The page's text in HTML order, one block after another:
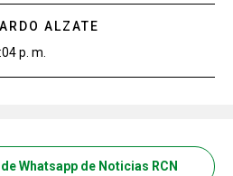
ALZATE
p. m.
Whatsapp de Noticias RCN